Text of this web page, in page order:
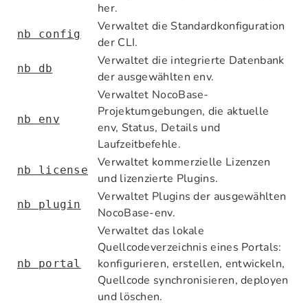
her.
nb config
Verwaltet die Standardkonfiguration
der CLI.
nb db
Verwaltet die integrierte Datenbank
der ausgewählten env.
nb env
Verwaltet NocoBase-
Projektumgebungen, die aktuelle
env, Status, Details und
Laufzeitbefehle.
nb license
Verwaltet kommerzielle Lizenzen
und lizenzierte Plugins.
nb plugin
Verwaltet Plugins der ausgewählten
NocoBase-env.
nb portal
Verwaltet das lokale
Quellcodeverzeichnis eines Portals:
konfigurieren, erstellen, entwickeln,
Quellcode synchronisieren, deployen
und löschen.